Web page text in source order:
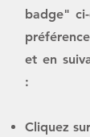
badge"
et en
:
Cliquez